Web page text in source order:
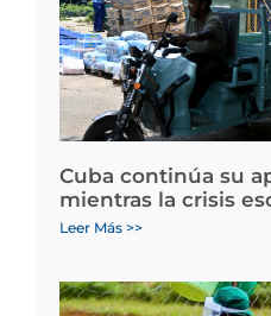
Cuba continúa su
mientras la crisis
Leer Más >>